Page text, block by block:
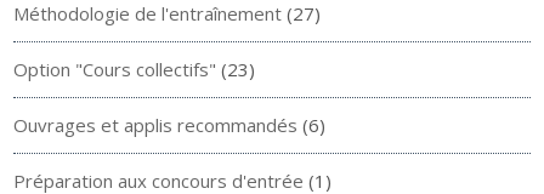
Méthodologie de l'entraînement (27)
Option "Cours collectifs" (23)
Ouvrages et applis recommandés (6)
Préparation aux concours d'entrée (1)